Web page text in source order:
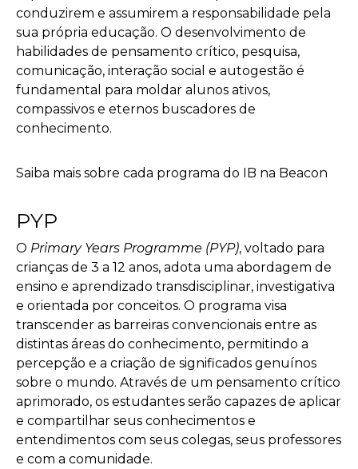
conduzirem e assumirem a responsabilidade pela
sua própria educação. O desenvolvimento de
habilidades de pensamento crítico, pesquisa,
comunicação, interação social e autogestão é
fundamental para moldar alunos ativos,
compassivos e eternos buscadores de
conhecimento.
Saiba mais sobre cada programa do IB na Beacon
PYP
O Primary Years Programme (PYP), voltado para
crianças de 3 a 12 anos, adota uma abordagem de
ensino e aprendizado transdisciplinar, investigativa
e orientada por conceitos. O programa visa
transcender as barreiras convencionais entre as
distintas áreas do conhecimento, permitindo a
percepção e a criação de significados genuínos
sobre o mundo. Através de um pensamento crítico
aprimorado, os estudantes serão capazes de aplicar
e compartilhar seus conhecimentos e
entendimentos com seus colegas, seus professores
e com a comunidade.